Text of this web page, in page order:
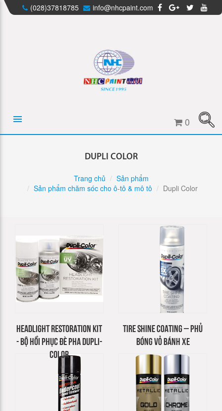
(028)37818785 info@nhcpaint.com
0
DUPLI COLOR
Trang chủ
Sản phẩm
Sản phẩm chăm sóc cho ô-tô & mô tô
Dupli Color
HEADLIGHT RESTORATION KIT
- BỘ HỒI PHỤC ĐÈ PHA DUPLI-
COLOR
TIRE SHINE COATING – PHỦ
BÓNG VỎ BÁNH XE